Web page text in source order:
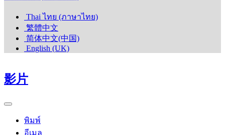
Thai ไทย (ภาษาไทย)
繁體中文
简体中文(中国)
English (UK)
影片
พิมพ์
อีเมล